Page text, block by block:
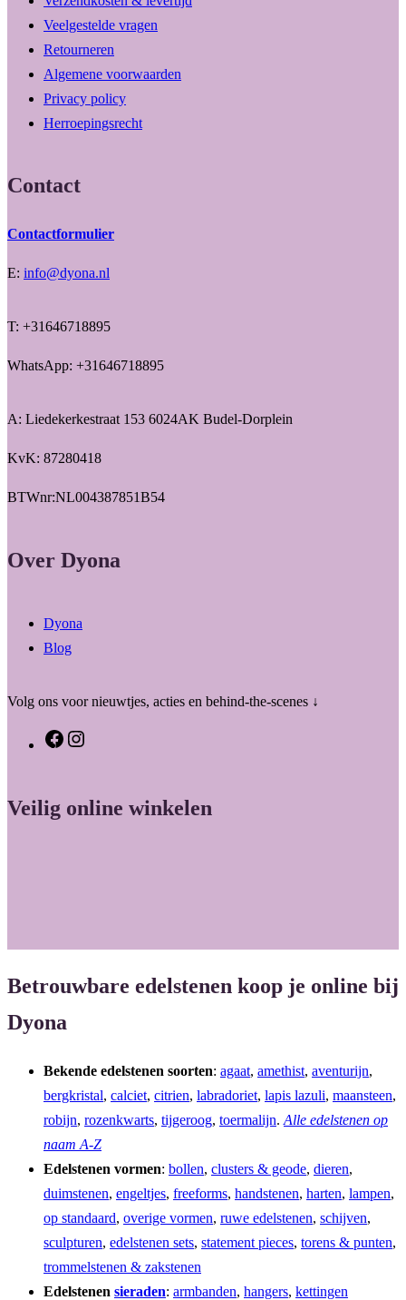
Veelgestelde vragen
Retourneren
Algemene voorwaarden
Privacy policy
Herroepingsrecht
Contact
Contactformulier
E: info@dyona.nl
T: +31646718895
WhatsApp: +31646718895
A: Liedekerkestraat 153 6024AK Budel-Dorplein
KvK: 87280418
BTWnr:NL004387851B54
Over Dyona
Dyona
Blog
Volg ons voor nieuwtjes, acties en behind-the-scenes ↓
F
e
t
Veilig online winkelen
Betrouwbare edelstenen koop je online bij
Dyona
Bekende edelstenen soorten: agaat, amethist, aventurijn,
bergkristal, calciet, citrien, labradoriet, lapis lazuli, maansteen,
robijn, rozenkwarts, tijgeroog, toermalijn. Alle edelstenen op
naam A-Z
Edelstenen vormen: bollen, clusters & geode, dieren,
duimstenen, engeltjes, freeforms, handstenen, harten, lampen,
op standaard, overige vormen, ruwe edelstenen, schijven,
sculpturen, edelstenen sets, statement pieces, torens & punten,
trommelstenen & zakstenen
Edelstenen sieraden: armbanden, hangers, kettingen